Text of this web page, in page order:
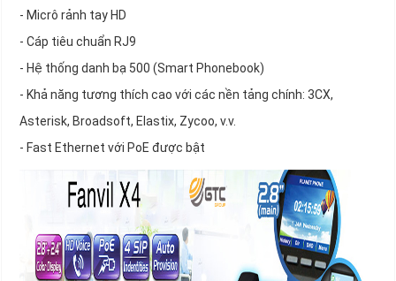
- Micrô rảnh tay HD
- Cáp tiêu chuẩn RJ9
- Hệ thống danh bạ 500 (Smart Phonebook)
- Khả năng tương thích cao với các nền tảng chính: 3CX,
Asterisk, Broadsoft, Elastix, Zycoo, v.v.
- Fast Ethernet với PoE được bật